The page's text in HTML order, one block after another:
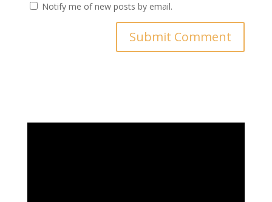
Notify me of new posts by email.